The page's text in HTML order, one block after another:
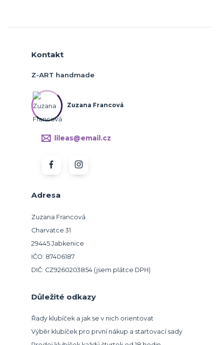
Adresa
Zuzana Francová
Charvatce 31
29445 Jabkenice
IČO: 87406187
DIČ: CZ9260203854 (jsem plátce DPH)
Důležité odkazy
Řady klubíček a jak se v nich orientovat
Výběr klubíček pro první nákup a startovací sady
Kontakt
Z-ART handmade
Zuzana Francová
lileas@email.cz